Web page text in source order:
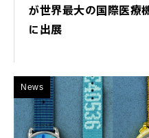
が世界最大の国際医療
に出展
News